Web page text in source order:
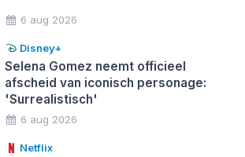
6 aug 2026
Disney+
Selena Gomez neemt officieel
afscheid van iconisch personage:
'Surrealistisch'
6 aug 2026
Netflix